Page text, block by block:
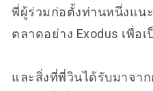
พี่ผู้ร่วมก่อตั้งท่านหนึ่งแนะ
ตลาดอย่าง Exodus เพื่อ
และสิ่งที่พี่วินได้รับมาจา